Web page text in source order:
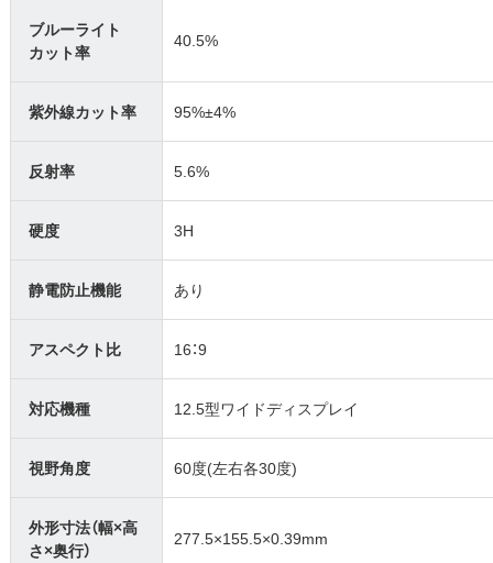
ブルーライト
カット率
40.5%
紫外線カット率 95%±4%
反射率 5.6%
硬度 3H
静電防止機能 あり
アスペクト比 16：9
対応機種 12.5型ワイドディスプレイ
視野角度 60度(左右各30度)
外形寸法（幅×高
さ×奥行）
277.5×155.5×0.39mm